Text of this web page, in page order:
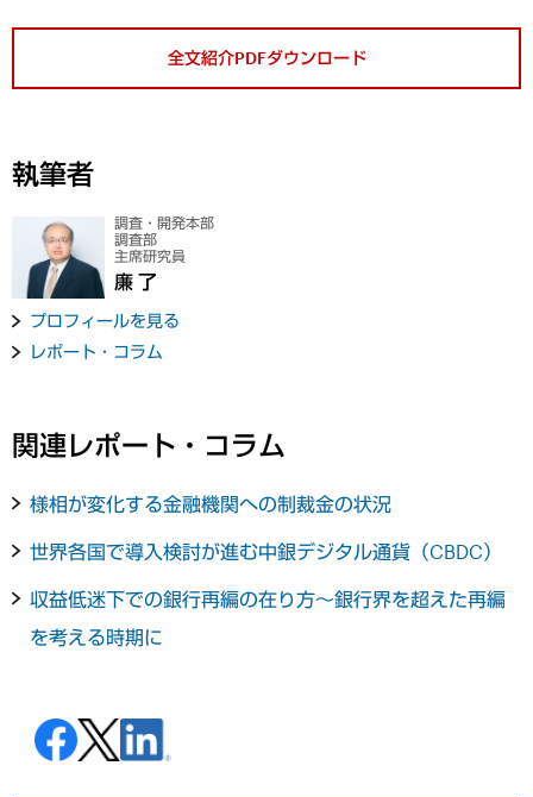
全文紹介PDFダウンロード
執筆者
調査・開発本部
調査部
主席研究員
廉 了
プロフィールを見る
レポート・コラム
関連レポート・コラム
様相が変化する金融機関への制裁金の状況
世界各国で導入検討が進む中銀デジタル通貨（CBDC）
収益低迷下での銀行再編の在り方～銀行界を超えた再編
を考える時期に